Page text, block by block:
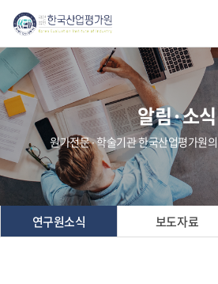
알림·소식
원가전문 ∙ 학술기관 한국산업평가원
연구원소식 보도자료